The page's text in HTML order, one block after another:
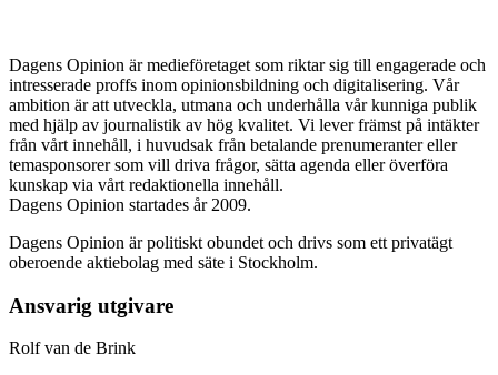
Dagens Opinion är medieföretaget som riktar sig till engagerade och
intresserade proffs inom opinionsbildning och digitalisering. Vår
ambition är att utveckla, utmana och underhålla vår kunniga publik
med hjälp av journalistik av hög kvalitet. Vi lever främst på intäkter
från vårt innehåll, i huvudsak från betalande prenumeranter eller
temasponsorer som vill driva frågor, sätta agenda eller överföra
kunskap via vårt redaktionella innehåll.
Dagens Opinion startades år 2009.
Dagens Opinion är politiskt obundet och drivs som ett privatägt
oberoende aktiebolag med säte i Stockholm.
Ansvarig utgivare
Rolf van de Brink